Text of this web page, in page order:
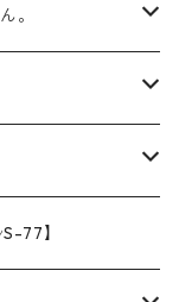
色
で染めた素材
。
する
77】